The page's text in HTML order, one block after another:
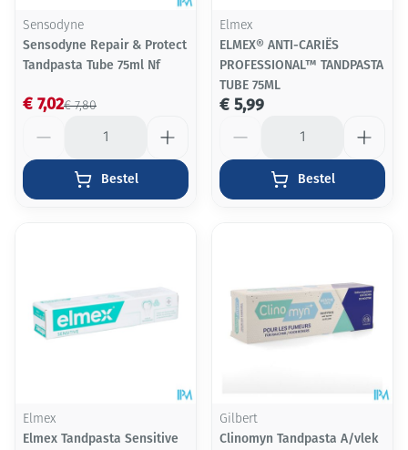
Sensodyne
Sensodyne Repair & Protect
Tandpasta Tube 75ml Nf
€ 7,80
€ 7,02
Bestel
Elmex
ELMEX® ANTI-CARIËS
PROFESSIONAL™ TANDPASTA
TUBE 75ML
€ 5,99
Bestel
Elmex
Elmex Tandpasta Sensitive
Gilbert
Clinomyn Tandpasta A/vlek